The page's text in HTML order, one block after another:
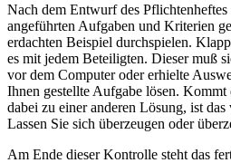
Nach dem Entwurf des
angeführten Aufgaben und Kriterien
erdachten Beispiel durchspielen.
es mit jedem Beteiligten. Dieser muß
vor dem Computer oder erhielte
Ihnen gestellte Aufgabe lösen.
dabei zu einer anderen Lösung, ist
Lassen Sie sich überzeugen oder
Am Ende dieser Kontrolle steht das